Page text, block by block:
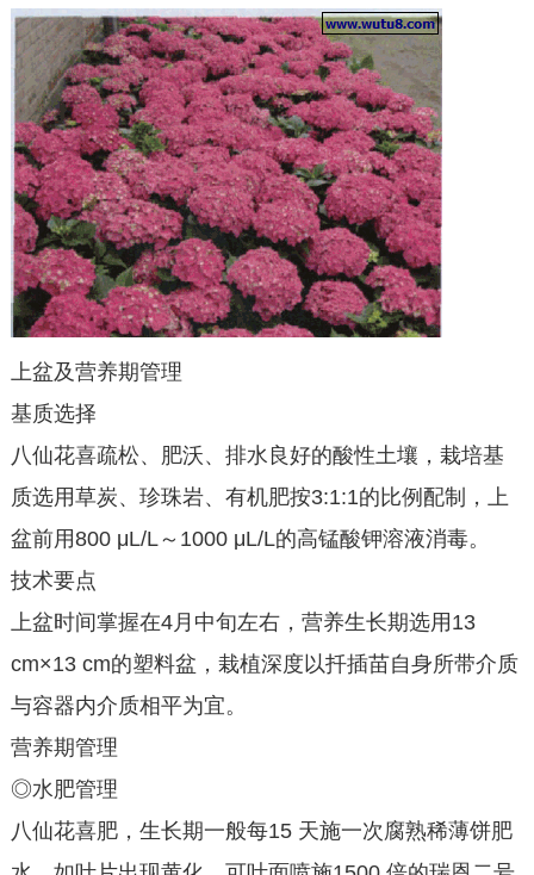
上盆及营养期管理
基质选择
八仙花喜疏松、肥沃、排水良好的酸性土壤，栽培基
质选用草炭、珍珠岩、有机肥按3:1:1的比例配制，上
盆前用800 μL/L～1000 μL/L的高锰酸钾溶液消毒。
技术要点
上盆时间掌握在4月中旬左右，营养生长期选用13
cm×13 cm的塑料盆，栽植深度以扦插苗自身所带介质
与容器内介质相平为宜。
营养期管理
◎水肥管理
八仙花喜肥，生长期一般每15 天施一次腐熟稀薄饼肥